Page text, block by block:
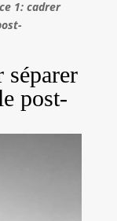
1: cadrer
séparer
post-